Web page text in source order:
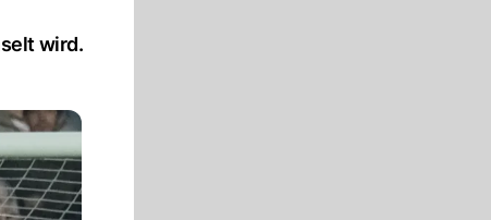
wird.